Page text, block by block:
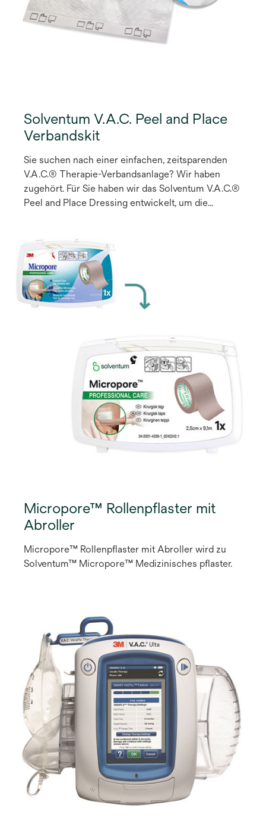
Solventum V.A.C. Peel and Place
Verbandskit
Sie suchen nach einer einfachen, zeitsparenden
V.A.C.® Therapie-Verbandsanlage? Wir haben
zugehört. Für Sie haben wir das Solventum V.A.C.®
Peel and Place Dressing entwickelt, um die
Therapie, der bis zu 7 Tage auf der Wunde
verbleiben kann.1
Micropore™ Rollenpflaster mit
Abroller
Micropore™ Rollenpflaster mit Abroller wird zu
Solventum™ Micropore™ Medizinisches pflaster.